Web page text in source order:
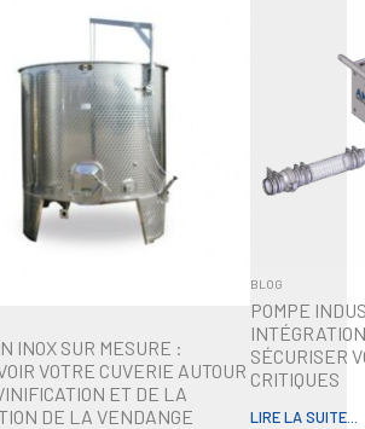
INOX SUR MESURE :
VOTRE CUVERIE AUTOUR
ET DE LA
DE LA VENDANGE
BLOG
POMPE
SÉCURISER
CRITIQUES
LIRE LA SUITE...